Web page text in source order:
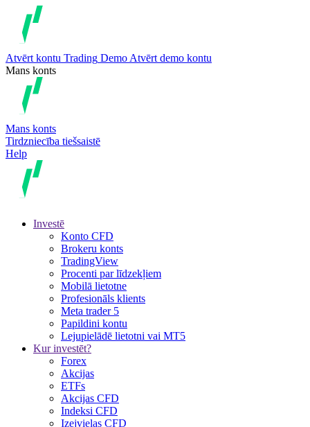
Atvērt kontu Trading Demo Atvērt demo kontu
Mans konts
Mans konts
Tirdzniecība tiešsaistē
Help
Investē
Konto CFD
Brokeru konts
TradingView
Procenti par līdzekļiem
Mobilā lietotne
Profesionāls klients
Meta trader 5
Papildini kontu
Lejupielādē lietotni vai MT5
Kur investēt?
Forex
Akcijas
ETFs
Akcijas CFD
Indeksi CFD
Izejvielas CFD